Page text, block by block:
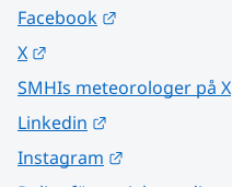
Facebook
X
SMHIs meteorologer på X
Linkedin
Instagram